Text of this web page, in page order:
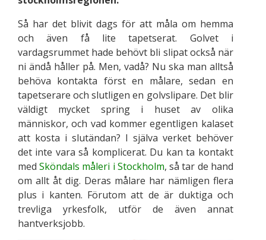
Så har det blivit dags för att måla om hemma
och även få lite tapetserat. Golvet i
vardagsrummet hade behövt bli slipat också när
ni ändå håller på. Men, vadå? Nu ska man alltså
behöva kontakta först en målare, sedan en
tapetserare och slutligen en golvslipare. Det blir
väldigt mycket spring i huset av olika
människor, och vad kommer egentligen kalaset
att kosta i slutändan? I själva verket behöver
det inte vara så komplicerat. Du kan ta kontakt
medSköndals måleri i Stockholm, så tar de hand
om allt åt dig. Deras målare har nämligen flera
plus i kanten. Förutom att de är duktiga och
trevliga yrkesfolk, utför de även annat
hantverksjobb.